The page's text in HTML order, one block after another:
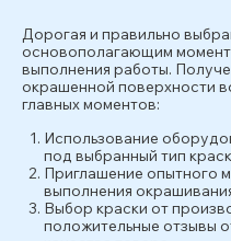
Дорогая и правильно
основополагающим
выполнения работы.
окрашенной поверхности
главных моментов:
Использование
под выбранный тип
Приглашение опытного
выполнения
Выбор краски от
положительные отзывы